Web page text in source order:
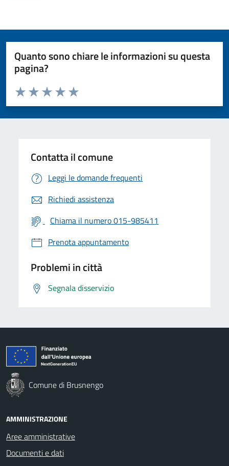
Quanto sono chiare le informazioni su questa
pagina?
Valuta da 1 a 5 stelle la pagina
Valuta 5 stelle su 5
Valuta 4 stelle su 5
Valuta 3 stelle su 5
Valuta 2 stelle su 5
Valuta 1 stelle su 5
Contatta il comune
Leggi le domande frequenti
Richiedi assistenza
Chiama il numero 015-985411
Prenota appuntamento
Problemi in città
Segnala disservizio
Comune di Brusnengo
AMMINISTRAZIONE
Aree amministrative
Documenti e dati